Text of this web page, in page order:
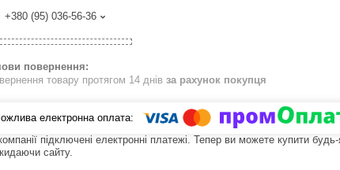
+380 (95) 036-56-36
товару протягом 14 днів за рахунок покупця
підключені електронні платежі. Тепер ви можете купити
сайту.